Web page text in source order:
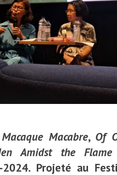
Macabre, Of
Amidst the Flame
2024. Projeté au